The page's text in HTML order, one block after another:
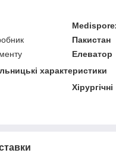
Пакистан
Елеватор
характеристики
Хірургічні